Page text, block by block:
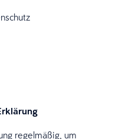
regelmäßig, um